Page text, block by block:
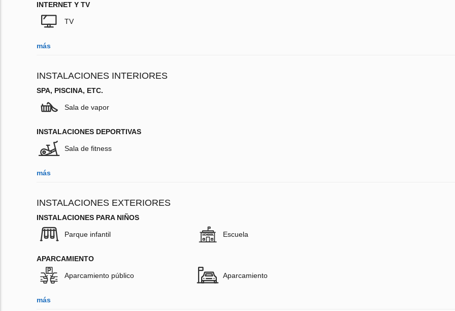
INTERNET Y TV
TV
más
INSTALACIONES INTERIORES
SPA, PISCINA, ETC.
Sala de vapor
INSTALACIONES DEPORTIVAS
Sala de fitness
más
INSTALACIONES EXTERIORES
INSTALACIONES PARA NIÑOS
Parque infantil Escuela
APARCAMIENTO
Aparcamiento público Aparcamiento
más